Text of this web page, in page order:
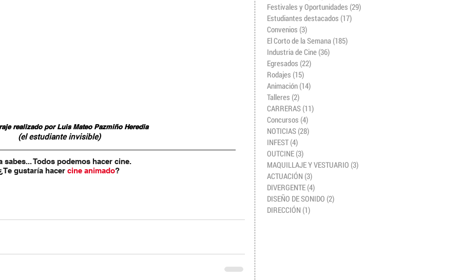
Festivales y Oportunidades (29)
Estudiantes destacados (17)
Convenios (3)
El Corto de la Semana (185)
Industria de Cine (36)
Egresados (22)
Rodajes (15)
Animación (14)
Talleres (2)
CARRERAS (11)
Concursos (4)
NOTICIAS (28)
INFEST (4)
OUTCINE (3)
MAQUILLAJE Y VESTUARIO (3)
ACTUACIÓN (3)
DIVERGENTE (4)
DISEÑO DE SONIDO (2)
DIRECCIÓN (1)
realizado por Luis Mateo Pazmiño Heredia
(el estudiante invisible)
sabes... Todos podemos hacer cine.
gustaría hacer cine animado?